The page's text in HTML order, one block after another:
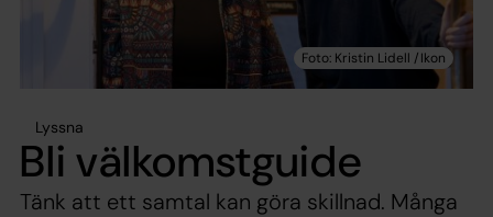
Lyssna
Bli välkomstguide
Tänk att ett samtal kan göra skillnad. Många